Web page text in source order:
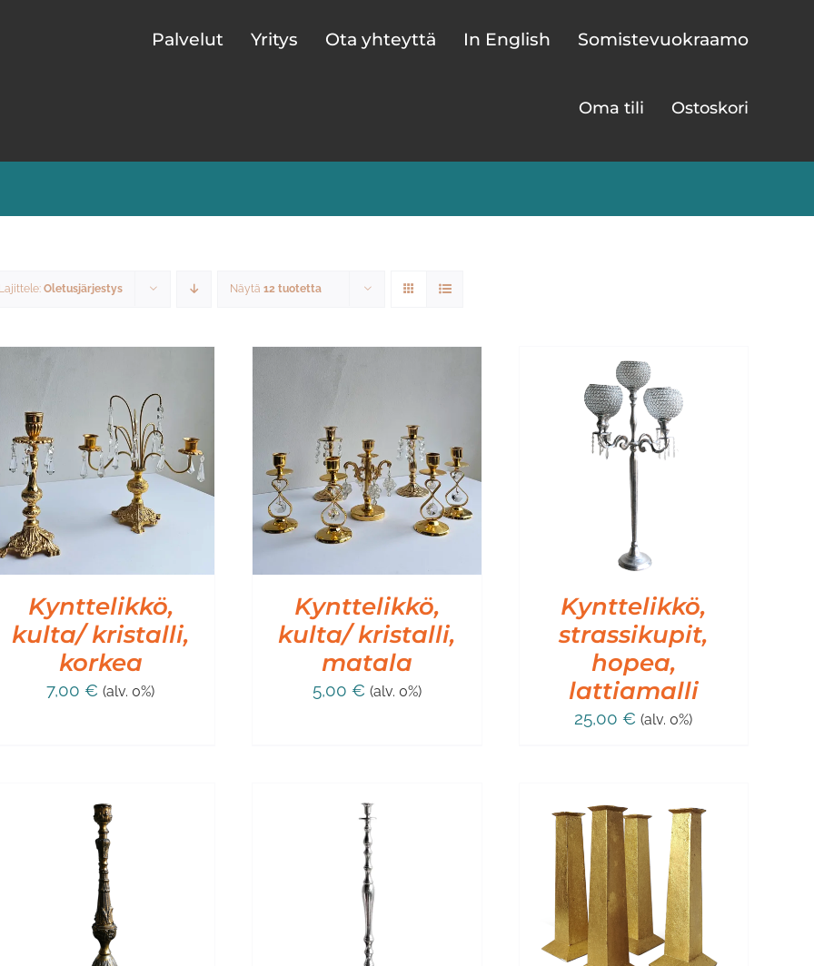
Palvelut Yritys Ota yhteyttä In English Somistevuokraamo
Oma tili Ostoskori
Lajittele: Oletusjärjestys Näytä 12 tuotetta
Kynttelikkö,
kulta/ kristalli,
korkea
7,00€ (alv. 0%)
LISÄÄ OSTOSKORIIN
/
LISÄTIEDOT
Kynttelikkö,
kulta/ kristalli,
matala
5,00 € (alv. 0%)
LISÄÄ OSTOSKORIIN
/
LISÄTIEDOT
Kynttelikkö,
strassikupit,
hopea,
lattiamalli
25,00€ (alv. 0%)
LISÄÄ OSTOSKORIIN
LISÄTIEDOT
LISÄÄ OSTOSKORIIN
LISÄTIEDOT